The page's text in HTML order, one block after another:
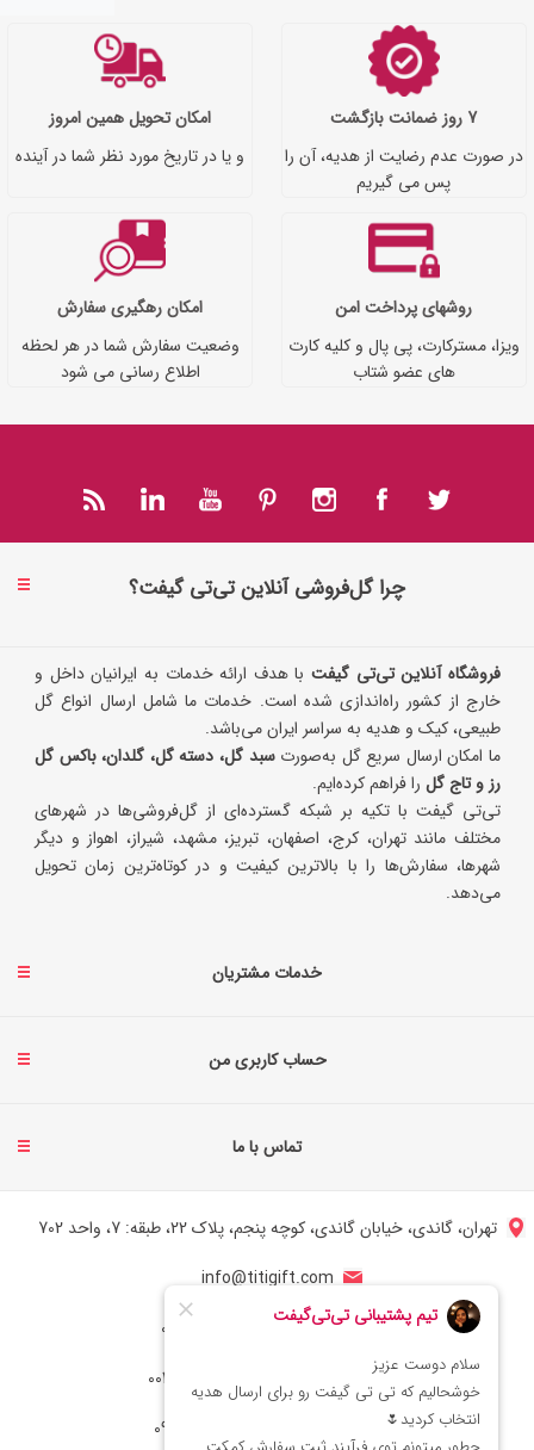
7 روز ضمانت بازگشت
در صورت عدم رضایت از هدیه، آن را
پس می گیریم
امکان تحویل همین امروز
و یا در تاریخ مورد نظر شما در آینده
روشهای پرداخت امن
ویزا، مسترکارت، پی پال و کلیه کارت
های عضو شتاب
امکان رهگیری سفارش
وضعیت سفارش شما در هر لحظه
اطلاع رسانی می شود
چرا گل‌فروشی آنلاین تی‌تی گیفت؟
فروشگاه آنلاین تی‌تی گیفتبا هدف ارائه خدمات به ایرانیان داخل و
خارج از کشور راه‌اندازی شده است. خدمات ما شامل ارسال انواع گل
طبیعی، کیک و هدیه به سراسر ایران می‌باشد.
ما امکان ارسال سریع گل به‌صورتسبد گل، دسته گل، گلدان، باکس گل
رز و تاج گل را فراهم کرده‌ایم.
تی‌تی گیفت با تکیه بر شبکه گسترده‌ای از گل‌فروشی‌ها در شهرهای
مختلف مانند تهران، کرج، اصفهان، تبریز، مشهد، شیراز، اهواز و دیگر
شهرها، سفارش‌ها را با بالاترین کیفیت و در کوتاه‌ترین زمان تحویل
می‌دهد.
خدمات مشتریان
حساب کاربری من
تماس با ما
تهران، گاندی، خیابان گاندی، کوچه پنجم، پلاک 22، طبقه: 7، واحد 702
info@titigift.com
شماره تماس ایران: 02166066403
شماره تماس آمریکا: 0014088054942